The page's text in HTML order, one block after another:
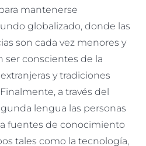
mantenerse
globalizado, donde las
son cada vez menores y
ser conscientes de la
y tradiciones
a través del
lengua las personas
fuentes de conocimiento
tales como la tecnología,